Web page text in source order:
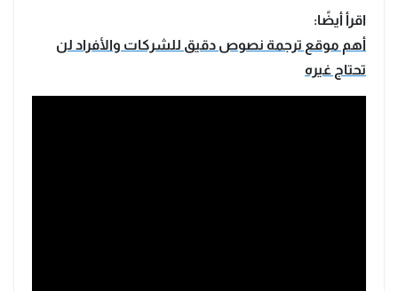
اقرأ أيضًا:
أهم موقع ترجمة نصوص دقيق للشركات والأفراد لن
تحتاج غيره